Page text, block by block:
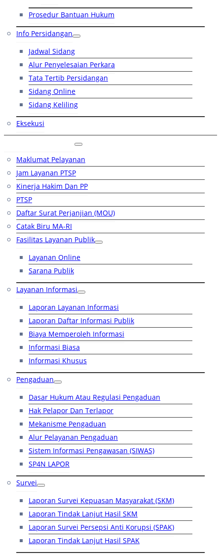
Prosedur Bantuan Hukum
Info Persidangan
Jadwal Sidang
Alur Penyelesaian Perkara
Tata Tertib Persidangan
Sidang Online
Sidang Keliling
Eksekusi
Maklumat Pelayanan
Jam Layanan PTSP
Kinerja Hakim Dan PP
PTSP
Daftar Surat Perjanjian (MOU)
Catak Biru MA-RI
Fasilitas Layanan Publik
Layanan Online
Sarana Publik
Layanan Informasi
Laporan Layanan Informasi
Laporan Daftar Informasi Publik
Biaya Memperoleh Informasi
Informasi Biasa
Informasi Khusus
Pengaduan
Dasar Hukum Atau Regulasi Pengaduan
Hak Pelapor Dan Terlapor
Mekanisme Pengaduan
Alur Pelayanan Pengaduan
Sistem Informasi Pengawasan (SIWAS)
SP4N LAPOR
Survei
Laporan Survei Kepuasan Masyarakat (SKM)
Laporan Tindak Lanjut Hasil SKM
Laporan Survei Persepsi Anti Korupsi (SPAK)
Laporan Tindak Lanjut Hasil SPAK